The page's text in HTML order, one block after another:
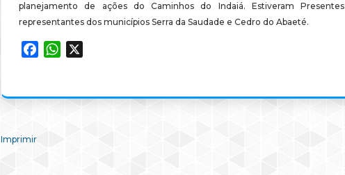
planejamento de ações do Caminhos do Indaiá. Estiveram Presentes
representantes dos municípios Serra da Saudade e Cedro do Abaeté.
FacebookWhatsApp
Imprimir